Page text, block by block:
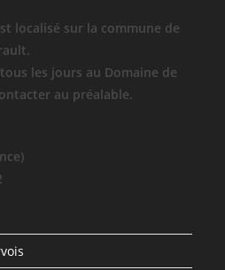
localisé sur la commune de
les jours au Domaine de
au préalable.